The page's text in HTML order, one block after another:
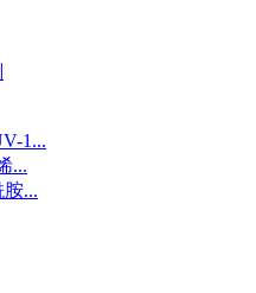
1...
...
...